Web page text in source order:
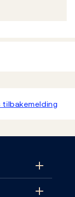
tilbakemelding